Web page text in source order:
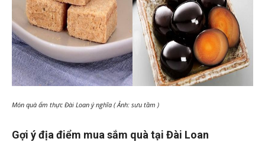
Món quà ẩm thực Đài Loan ý nghĩa ( Ảnh: sưu tầm )
Gợi ý địa điểm mua sắm quà tại Đài Loan